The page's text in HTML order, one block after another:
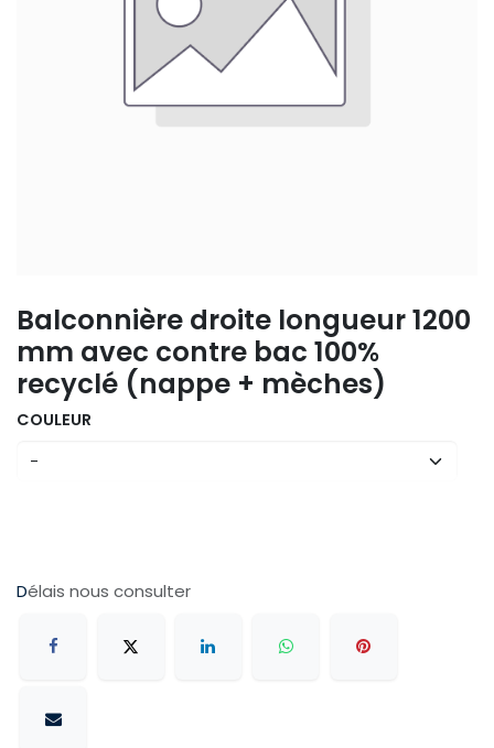
Balconnière droite longueur 1200
mm avec contre bac 100%
recyclé (nappe + mèches)
COULEUR
Délais nous consulter